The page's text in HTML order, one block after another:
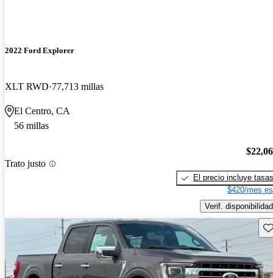
2022 Ford Explorer
XLT RWD 77,713 millas
El Centro, CA
56 millas
Trato justo
El precio incluye tasas
$420/mes
Verif. disponibilidad